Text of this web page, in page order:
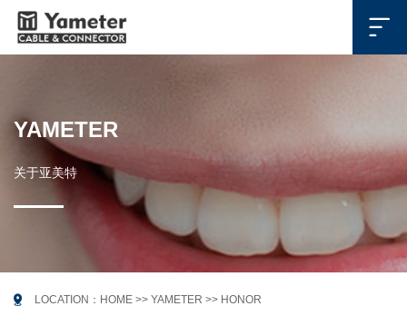

YAMETER
关于亚美特
 LOCATION： HOME >> YAMETER >> HONOR